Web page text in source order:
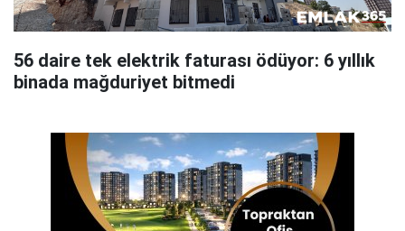
56 daire tek elektrik faturası ödüyor: 6 yıllık
binada mağduriyet bitmedi